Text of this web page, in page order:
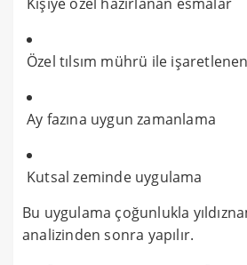
Özel tılsım mührü ile
Ay fazına uygun zamanlama
Kutsal zeminde uygulama
Bu uygulama çoğunlukla
analizinden sonra yapılır.